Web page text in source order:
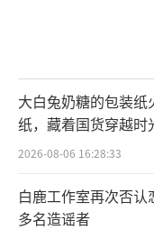
大白兔奶糖的包装
纸，藏着国货穿越时
2026-08-06 16:28:33
白鹿工作室再次否
多名造谣者